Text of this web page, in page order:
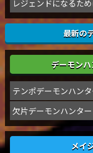
レジェンドになるた
最新の
デーモン
テンポデーモンハン
欠片デーモンハンター
メイ